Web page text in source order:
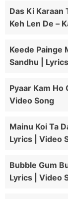
Das Ki Karaan
Keh Len De –
Keede Painge
Sandhu |
Pyaar Kam Ho
Video Song
Mainu Koi Ta
Lyrics | Video
Bubble Gum
Lyrics | Video